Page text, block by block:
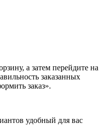
а затем перейдите на
заказанных
заказ».
удобный для вас